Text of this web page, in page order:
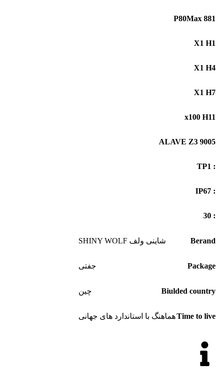
P80Max 881
X1 H1
X1 H4
X1 H7
x100 H11
ALAVE Z3 9005
: TP1
: IP67
: 30
Berand شاینی ولف SHINY WOLF
Package جفتی
Biulded country چین
Time to liveهماهنگ با استاندارد های جهانی